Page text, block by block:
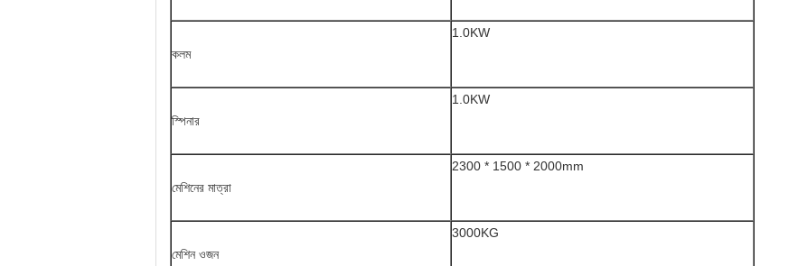
কলম
1.0KW
স্পিনার
1.0KW
মেশিনের মাত্রা
2300 * 1500 * 2000mm
মেশিন ওজন
3000KG